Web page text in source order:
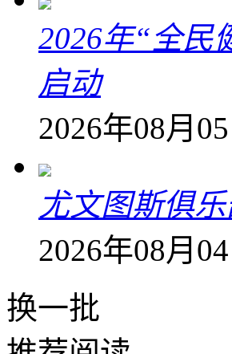
2026年“全民
启动
2026年08月
尤文图斯俱
2026年08月
换一批